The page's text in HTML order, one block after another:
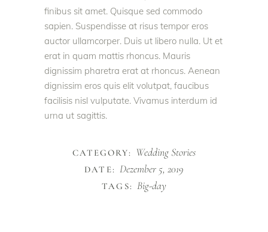
finibus sit amet. Quisque sed commodo
sapien. Suspendisse at risus tempor eros
auctor ullamcorper. Duis ut libero nulla. Ut et
erat in quam mattis rhoncus. Mauris
dignissim pharetra erat at rhoncus. Aenean
dignissim eros quis elit volutpat, faucibus
facilisis nisl vulputate. Vivamus interdum id
urna ut sagittis.
CATEGORY: Wedding Stories
DATE: Dezember 5, 2019
TAGS: Big-day